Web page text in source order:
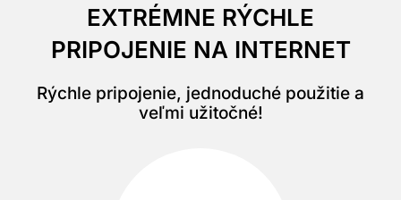
EXTRÉMNE RÝCHLE
PRIPOJENIE NA INTERNET
Rýchle pripojenie, jednoduché použitie a
veľmi užitočné!